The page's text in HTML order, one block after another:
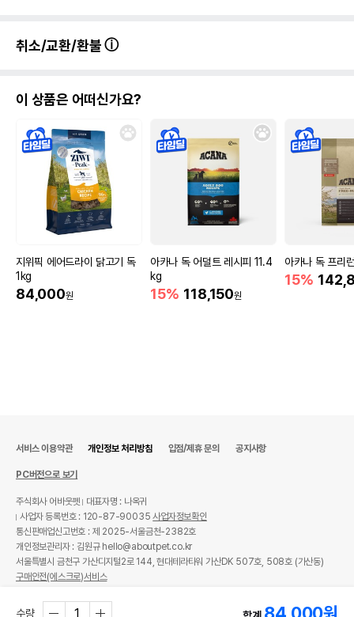
취소/교환/환불
이 상품은 어떠신가요?
지위픽 에어드라이 닭고기 독
1kg
84,000원
아카나 독 어덜트 레시피 11.4
kg
15% 118,150원
아카나 독 프리
15%
수량 84,000원
서비스 이용약관 개인정보 처리방침 입점/제휴 문의 공지사항
PC버전으로 보기
주식회사 어바웃펫
대표자명 : 나옥귀
사업자 등록번호 : 120-87-90035사업자정보확인
통신판매업신고번호 : 제 2025-서울금천-2382호
개인정보관리자 : 김원규 hello@aboutpet.co.kr
서울특별시 금천구 가산디지털2로 144, 현대테라타워 가산DK 507호, 508호 (가산동)
구매안전(에스크로)서비스